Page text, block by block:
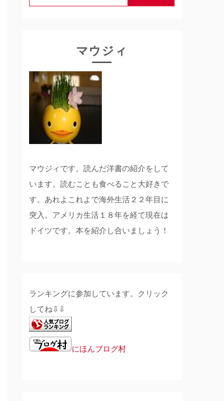
for:
マウジィ
マウジィです。読んだ洋書の紹介をして
います。読むことも食べること大好きで
す。あれよこれよで海外生活２２年目に
突入。アメリカ生活１８年を経て現在は
ドイツです。本を紹介し合いましょう！
ランキングに参加しています。クリック
してね⇩⇩
にほんブログ村